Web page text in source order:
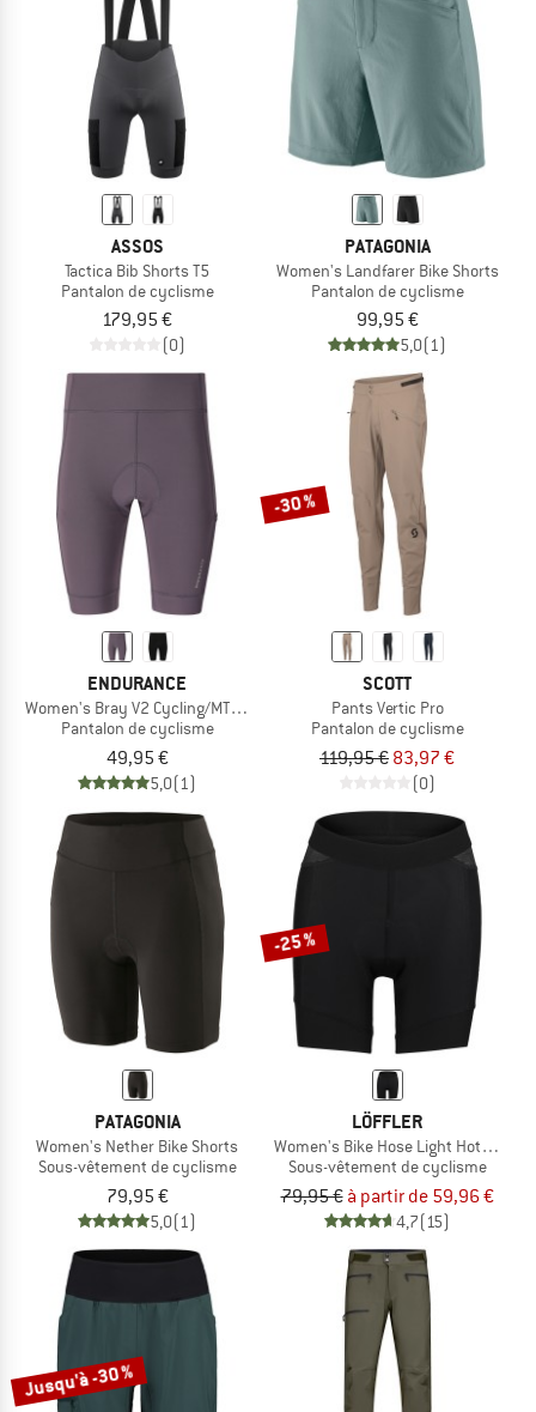
ASSOS
Tactica Bib Shorts T5
Pantalon de cyclisme
179,95 €
(0)
PATAGONIA
Women's Landfarer Bike Shorts
Pantalon de cyclisme
99,95 €
5,0(1)
ENDURANCE
Women's Bray V2 Cycling/MTB Cargo Tights
Pantalon de cyclisme
49,95 €
5,0(1)
-30 %
SCOTT
Pants Vertic Pro
Pantalon de cyclisme
119,95 € 83,97 €
(0)
PATAGONIA
Women's Nether Bike Shorts
Sous-vêtement de cyclisme
79,95 €
5,0(1)
-25 %
LÖFFLER
Women's Bike Hose Light Hotbond
Sous-vêtement de cyclisme
79,95 € à partir de 59,96 €
4,7(15)
Jusqu'à -30 %